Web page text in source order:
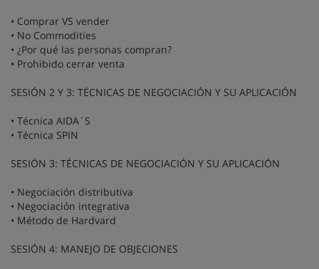
• Comprar VS vender
• No Commodities
• ¿Por qué las personas compran?
• Prohibido cerrar venta
SESIÓN 2 Y 3: TÉCNICAS DE NEGOCIACIÓN Y SU APLICACIÓN
• Técnica AIDA´S
• Técnica SPIN
SESIÓN 3: TÉCNICAS DE NEGOCIACIÓN Y SU APLICACIÓN
• Negociación distributiva
• Negociación integrativa
• Método de Hardvard
SESIÓN 4: MANEJO DE OBJECIONES